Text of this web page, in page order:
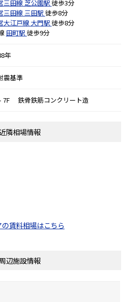
三田線 芝公園駅 徒歩3分
三田線三田駅 徒歩8分
大江戸線大門駅 徒歩8分
田町駅 徒歩9分
年
震基準
7F 鉄骨鉄筋コンクリート造
近隣相場情報
賃料相場はこちら
辺施設情報